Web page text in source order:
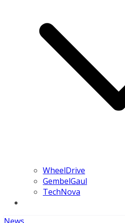
WheelDrive
GembelGaul
TechNova